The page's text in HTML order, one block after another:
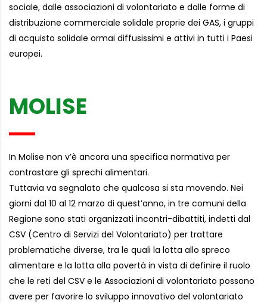
sociale, dalle associazioni di volontariato e dalle forme di
distribuzione commerciale solidale proprie dei GAS, i gruppi
di acquisto solidale ormai diffusissimi e attivi in tutti i Paesi
europei.
MOLISE
In Molise non v’è ancora una specifica normativa per
contrastare gli sprechi alimentari.
Tuttavia va segnalato che qualcosa si sta movendo. Nei
giorni dal 10 al 12 marzo di quest’anno, in tre comuni della
Regione sono stati organizzati incontri-dibattiti, indetti dal
CSV (Centro di Servizi del Volontariato) per trattare
problematiche diverse, tra le quali la lotta allo spreco
alimentare e la lotta alla povertà in vista di definire il ruolo
che le reti del CSV e le Associazioni di volontariato possono
avere per favorire lo sviluppo innovativo del volontariato